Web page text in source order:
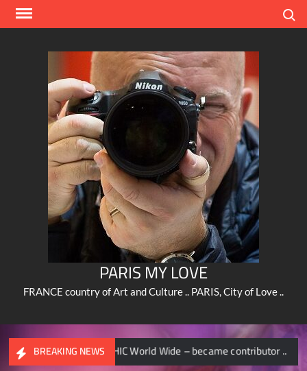
Skip
PARIS MY LOVE
FRANCE country of Art and Culture .. PARIS, City of Love ..
BREAKING NEWS
GEOGRAPHIC World Wide – became contributor ..